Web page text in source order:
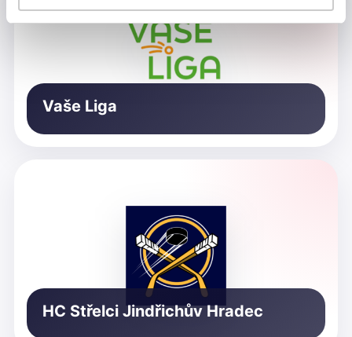
Vaše Liga
HC Střelci Jindřichův Hradec